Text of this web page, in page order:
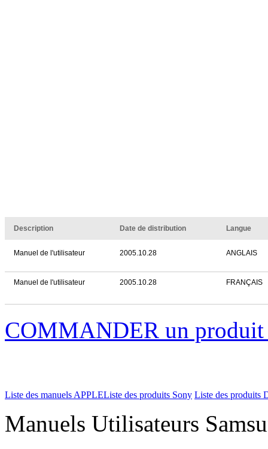
Description Date de distribution Langue
Manuel de l'utilisateur 2005.10.28 ANGLAIS
Manuel de l'utilisateur 2005.10.28 FRANÇAIS
COMMANDER un
Liste des manuels APPLEListe des produits Sony Liste des produits
Manuels Utilisateurs